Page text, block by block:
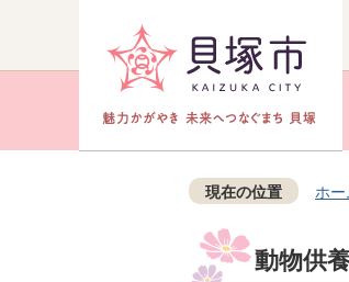
現在の位置 ホー
動物供